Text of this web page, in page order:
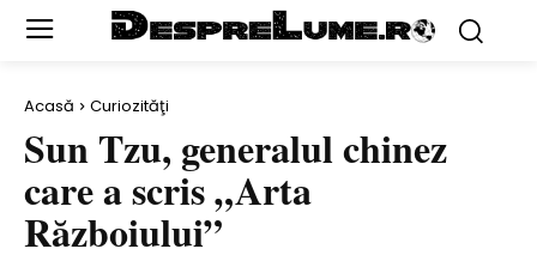
Acasă Curiozităţi
Sun Tzu, generalul chinez
care a scris „Arta
Războiului”